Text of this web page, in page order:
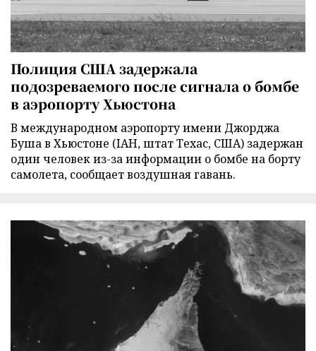
Полиция США задержала
подозреваемого после сигнала о бомбе
в аэропорту Хьюстона
В международном аэропорту имени Джорджа
Буша в Хьюстоне (IAH, штат Техас, США) задержан
один человек из-за информации о бомбе на борту
самолета, сообщает воздушная гавань.